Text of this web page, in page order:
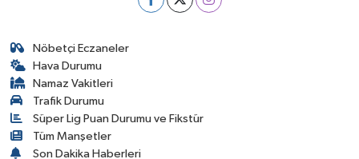
Nöbetçi Eczaneler
Hava Durumu
Namaz Vakitleri
Trafik Durumu
Süper Lig Puan Durumu ve Fikstür
Tüm Manşetler
Son Dakika Haberleri